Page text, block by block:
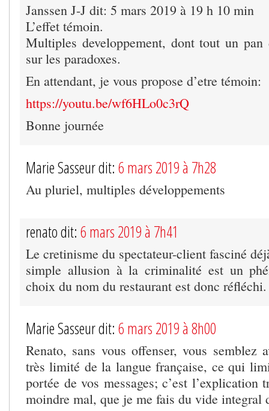
Janssen J-J dit: 5 mars 2019 à 19 h 10 min
L’effet témoin.
Multiples developpement, dont tout un
sur les paradoxes.
En attendant, je vous propose d’etre témoin:
https://youtu.be/wf6HLo0c3rQ
Bonne journée
Marie Sasseur dit: 6 mars 2019 à 7h28
Au pluriel, multiples développements
renato dit: 6 mars 2019 à 7h41
Le cretinisme du spectateur-client fasciné
simple allusion à la criminalité est un
choix du nom du restaurant est donc réfléchi.
Marie Sasseur dit: 6 mars 2019 à 8h00
Renato, sans vous offenser, vous semblez
très limité de la langue française, ce qui
portée de vos messages; c’est l’explication
moindre mal, que je me fais du vide integral